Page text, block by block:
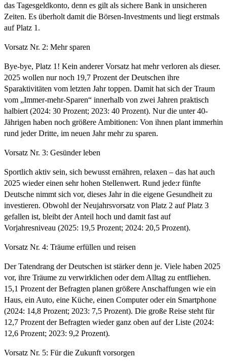
das Tagesgeldkonto, denn es gilt als sichere Bank in unsicheren
Zeiten. Es überholt damit die Börsen-Investments und liegt erstmals
auf Platz 1.
Vorsatz Nr. 2: Mehr sparen
Bye-bye, Platz 1! Kein anderer Vorsatz hat mehr verloren als dieser.
2025 wollen nur noch 19,7 Prozent der Deutschen ihre
Sparaktivitäten vom letzten Jahr toppen. Damit hat sich der Traum
vom „Immer-mehr-Sparen“ innerhalb von zwei Jahren praktisch
halbiert (2024: 30 Prozent; 2023: 40 Prozent). Nur die unter 40-
Jährigen haben noch größere Ambitionen: Von ihnen plant immerhin
rund jeder Dritte, im neuen Jahr mehr zu sparen.
Vorsatz Nr. 3: Gesünder leben
Sportlich aktiv sein, sich bewusst ernähren, relaxen – das hat auch
2025 wieder einen sehr hohen Stellenwert. Rund jede:r fünfte
Deutsche nimmt sich vor, dieses Jahr in die eigene Gesundheit zu
investieren. Obwohl der Neujahrsvorsatz von Platz 2 auf Platz 3
gefallen ist, bleibt der Anteil hoch und damit fast auf
Vorjahresniveau (2025: 19,5 Prozent; 2024: 20,5 Prozent).
Vorsatz Nr. 4: Träume erfüllen und reisen
Der Tatendrang der Deutschen ist stärker denn je. Viele haben 2025
vor, ihre Träume zu verwirklichen oder dem Alltag zu entfliehen.
15,1 Prozent der Befragten planen größere Anschaffungen wie ein
Haus, ein Auto, eine Küche, einen Computer oder ein Smartphone
(2024: 14,8 Prozent; 2023: 7,5 Prozent). Die große Reise steht für
12,7 Prozent der Befragten wieder ganz oben auf der Liste (2024:
12,6 Prozent; 2023: 9,2 Prozent).
Vorsatz Nr. 5: Für die Zukunft vorsorgen